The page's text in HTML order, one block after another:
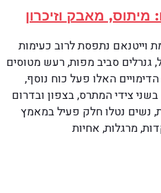
מאבק וזיכרון
וייטנאם נתפסת לרוב כעימות
גנרלים סביב מפות, רעש מטוסים
האלו פעל כוח נוסף,
צידי המתרס, בצפון ובדרום
נשים נטלו חלק פעיל במאמץ
מרגלות, אחיות